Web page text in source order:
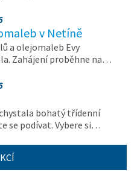
v Netíně
a olejomaleb Evy
Zahájení proběhne na…
bohatý třídenní
se podívat. Vybere si…